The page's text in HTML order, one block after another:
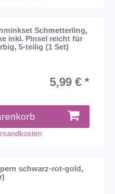
Schmetterling,
inkl. Pinsel reicht für
5-teilig (1 Set)
5,99 € *
schwarz-rot-gold,